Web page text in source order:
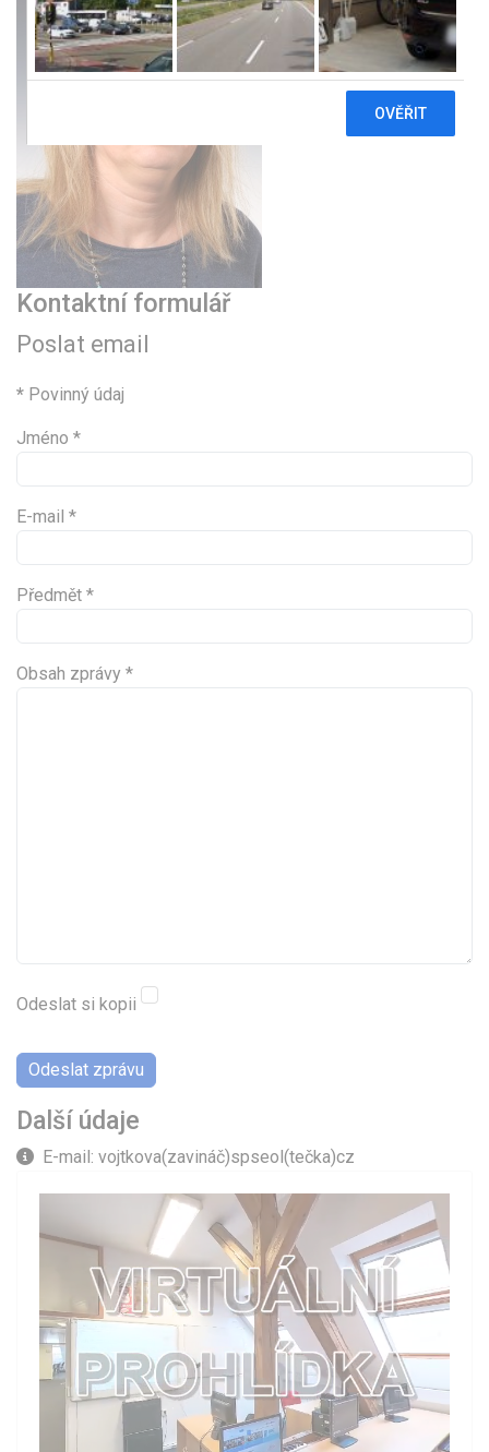
Kontaktní formulář
Poslat email
* Povinný údaj
Jméno *
E-mail *
Předmět *
Obsah zprávy *
Odeslat si kopii
Odeslat zprávu
Další údaje
Další údaje
E-mail: vojtkova(zavináč)spseol(tečka)cz